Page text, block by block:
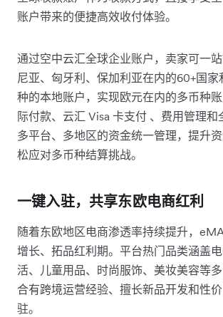
账户带来的便捷高效收付体验。
通过空中云汇全球企业账户，卖家可一
尼亚、匈牙利、保加利亚在内的60+国家
种的本地账户，实现欧元在内的多币种
际付款、云汇 Visa 卡支付 、费用管理
多平台、多地区的资金统一管理，提升
松应对多币种结算挑战。
一键入驻，共享东欧电商红利
随着东欧地区电商渗透率持续提升，
增长、拓品红利期。平台热门品类涵盖
活、儿童用品、时尚服饰、美妆美容等
合有跨境运营经验、擅长新品开发和性
驻。